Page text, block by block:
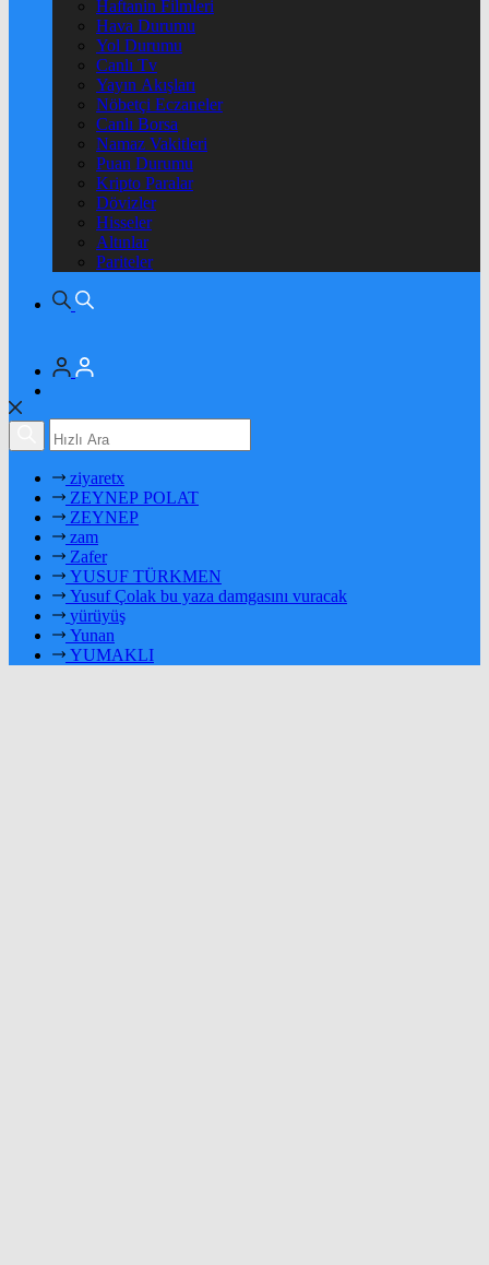
Haftanin Filmleri
Hava Durumu
Yol Durumu
Canlı Tv
Yayın Akışları
Nöbetçi Eczaneler
Canlı Borsa
Namaz Vakitleri
Puan Durumu
Kripto Paralar
Dövizler
Hisseler
Altınlar
Pariteler
ziyaretx
ZEYNEP POLAT
ZEYNEP
zam
Zafer
YUSUF TÜRKMEN
Yusuf Çolak bu yaza damgasını vuracak
yürüyüş
Yunan
YUMAKLI